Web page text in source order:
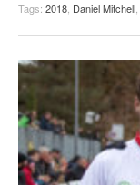
Tags: 2018 Daniel Mitchell